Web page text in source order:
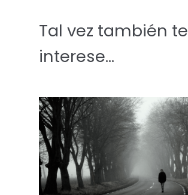
Tal vez también te
interese...